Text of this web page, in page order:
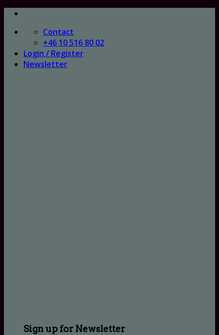
Skip
content
Contact
+46 10 516 80 02
Login / Register
Newsletter
Sign up for Newsletter